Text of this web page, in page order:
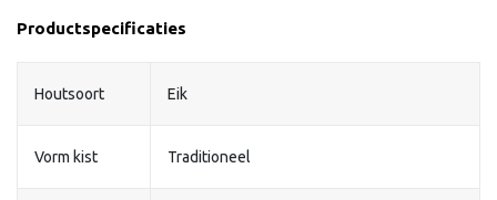
Productspecificaties
Houtsoort Eik
Vorm kist Traditioneel